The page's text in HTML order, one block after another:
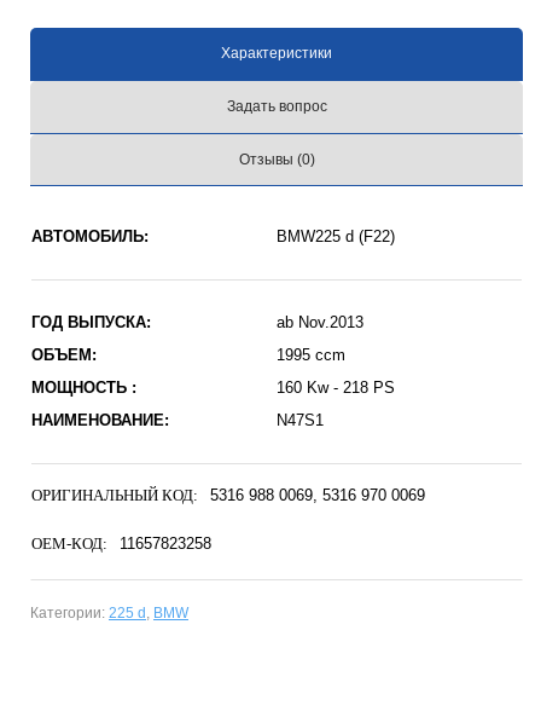
Характеристики
Задать вопрос
Отзывы (0)
АВТОМОБИЛЬ: BMW225 d (F22)
ГОД ВЫПУСКА:
ab Nov.2013
ОБЪЕМ:
1995 ccm
МОЩНОСТЬ :
160 Kw - 218 PS
НАИМЕНОВАНИЕ:
N47S1
ОРИГИНАЛЬНЫЙ КОД: 5316 988 0069 5316 970 0069
OEM-КОД: 11657823258
Категории: 225 d, BMW